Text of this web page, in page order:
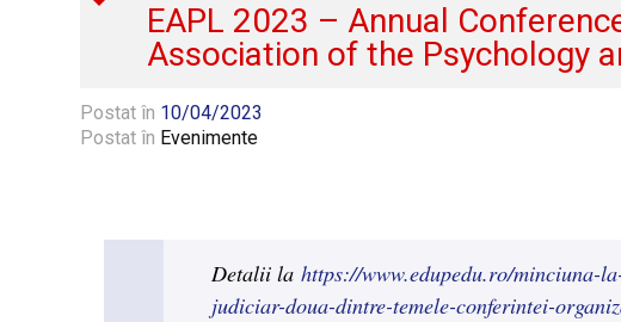
EAPL 2023 – Annual
Association of the Psychology
Postat în 10/04/2023
Postat în Evenimente
Detalii lahttps://www.edupedu.ro/minciuna-
judiciar-doua-dintre-temele-conferintei-